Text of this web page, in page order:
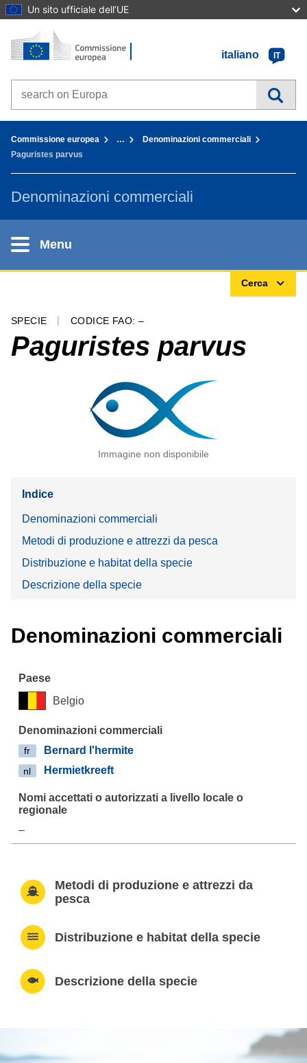
Un sito ufficiale dell’UE
Vai al contenuto
Home - Commissione europea
italiano
IT
Search on Europa websites
Commissione europea …
Denominazioni commerciali
Paguristes parvus
Denominazioni commerciali
Menu
Cerca
SPECIE CODICE FAO: –
Paguristes parvus
Immagine non disponibile
Indice
Denominazioni commerciali
Metodi di produzione e attrezzi da pesca
Distribuzione e habitat della specie
Descrizione della specie
Denominazioni commerciali
Belgio
fr Bernard l'hermite
nl Hermietkreeft
–
Metodi di produzione e attrezzi da
pesca
Distribuzione e habitat della specie
Descrizione della specie